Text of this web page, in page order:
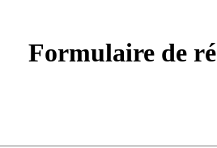
Formulaire de